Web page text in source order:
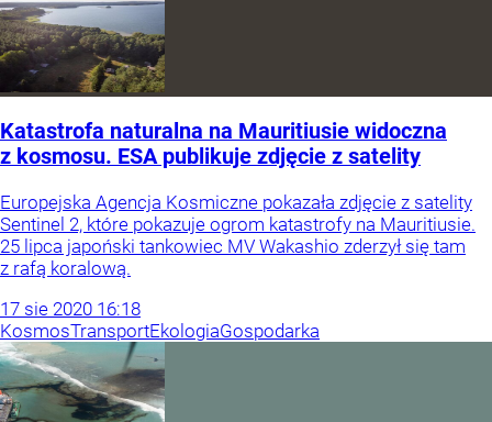
Katastrofa naturalna na Mauritiusie widoczna
z kosmosu. ESA publikuje zdjęcie z satelity
Europejska Agencja Kosmiczne pokazała zdjęcie z satelity
Sentinel 2, które pokazuje ogrom katastrofy na Mauritiusie.
25 lipca japoński tankowiec MV Wakashio zderzył się tam
z rafą koralową.
17 sie 2020 16:18
KosmosTransportEkologiaGospodarka